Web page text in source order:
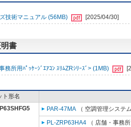
技術マニュアル (56MB) [2025/04/30]
書
所用ﾊﾟｯｹｰｼﾞｴｱｺﾝ ｽﾘﾑZRｼﾘｰｽﾞ> (1MB)
ト形名
PAR-47MA （ 空調管理システ
PL-ZRP63HA4 （ 店舗・事務